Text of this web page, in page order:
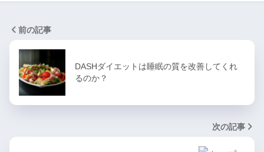
前の記事
DASHダイエットは睡眠の質を改善してくれ
るのか？
次の記事